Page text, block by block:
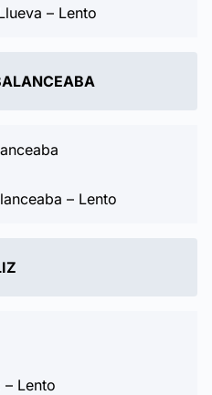
– Lento
– Lento
– Lento